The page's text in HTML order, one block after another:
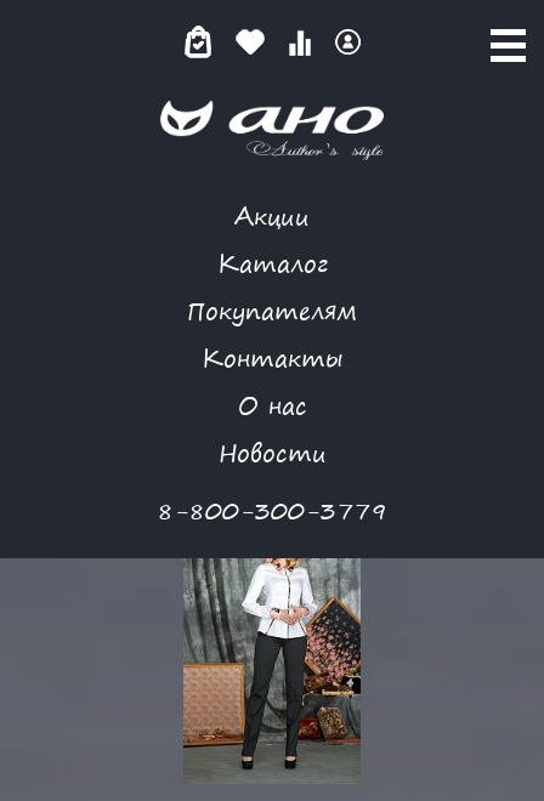
Акции
Каталог
Покупателям
Контакты
О нас
Новости
8-800-300-3779
NIYA